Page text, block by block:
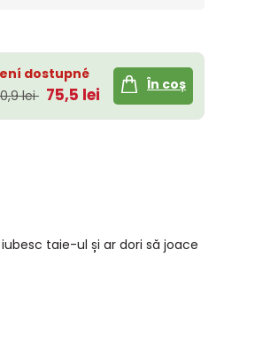
dostupné
lei 75,5 lei
În coș
taie-ul și ar dori să joace